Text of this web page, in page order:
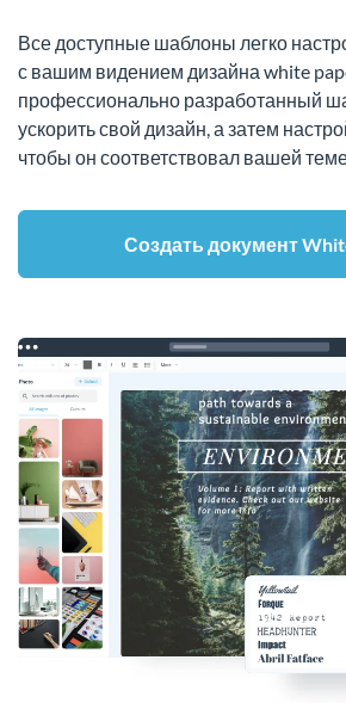
Все доступные шаблоны легко
с вашим видением дизайна white
профессионально разработанный
ускорить свой дизайн, а затем
чтобы он соответствовал вашей
Создать документ